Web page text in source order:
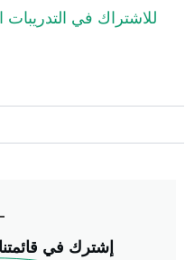
للاشتراك في التدريبات
إشترك في قائمتنا